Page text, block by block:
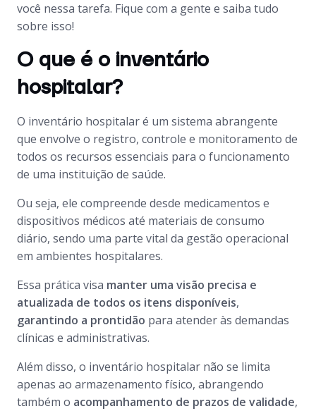
você nessa tarefa. Fique com a gente e saiba tudo
sobre isso!
O que é o inventário
hospitalar?
O inventário hospitalar é um sistema abrangente
que envolve o registro, controle e monitoramento de
todos os recursos essenciais para o funcionamento
de uma instituição de saúde.
Ou seja, ele compreende desde medicamentos e
dispositivos médicos até materiais de consumo
diário, sendo uma parte vital da gestão operacional
em ambientes hospitalares.
Essa prática visa manter uma visão precisa e
atualizada de todos os itens disponíveis,
garantindo a prontidão para atender às demandas
clínicas e administrativas.
Além disso, o inventário hospitalar não se limita
apenas ao armazenamento físico, abrangendo
também o acompanhamento de prazos de validade,